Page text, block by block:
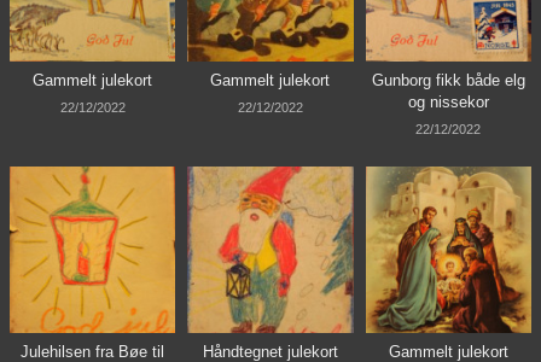
Gammelt julekort
22/12/2022
Gammelt julekort
22/12/2022
Gunborg fikk både elg
og nissekor
22/12/2022
Julehilsen fra Bøe til
Håndtegnet julekort Gammelt julekort